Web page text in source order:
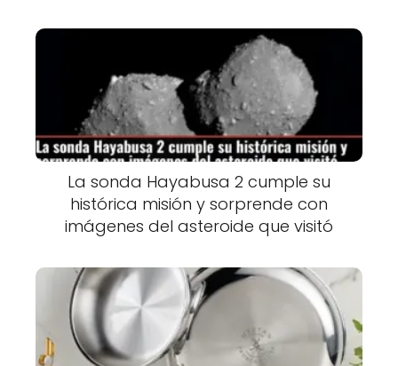
La sonda Hayabusa 2 cumple su
histórica misión y sorprende con
imágenes del asteroide que visitó